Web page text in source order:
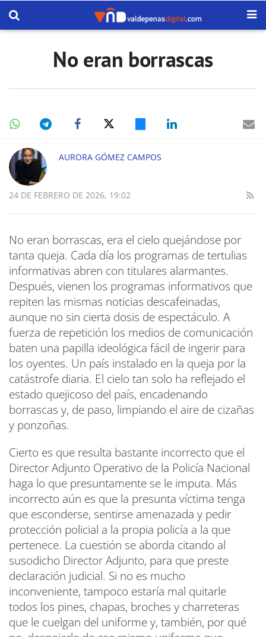
No eran borrascas
AURORA GÓMEZ CAMPOS
24 DE FEBRERO DE 2026, 19:02
No eran borrascas, era el cielo quejándose por
tanta queja. Cada día los programas de tertulias
informativas abren con titulares alarmantes.
Después, vienen los programas informativos que
repiten las mismas noticias descafeinadas,
aunque no sin cierta dosis de espectáculo. A
fuerza de repetición los medios de comunicación
baten una papilla ideológica fácil de ingerir para
los oyentes. Un país instalado en la queja por la
catástrofe diaria. El cielo tan solo ha reflejado el
estado quejicoso del país, encadenando
borrascas y, de paso, limpiando el aire de cizañas
y ponzoñas.
Cierto es que resulta bastante incorrecto que el
Director Adjunto Operativo de la Policía Nacional
haga lo que presuntamente se le imputa. Más
incorrecto aún es que la presunta víctima tenga
que esconderse, sentirse amenazada y pedir
protección policial a la propia policía a la que
pertenece. La cuestión se aborda citando al
susodicho Director Adjunto, para que preste
declaración judicial. Si no es mucho
inconveniente, tampoco estaría mal quitarle
todos los pines, chapas, broches y charreteras
que le cuelgan del uniforme y, también, por qué